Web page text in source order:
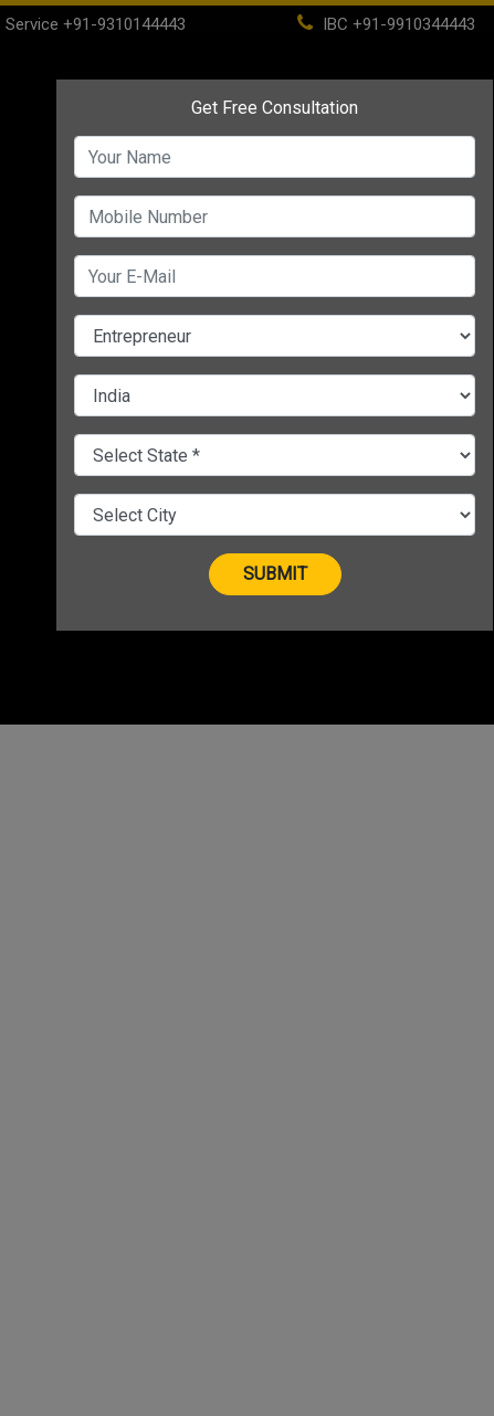
Service +91-9310144443 IBC +91-9910344443
Home(current)About IBC PSC